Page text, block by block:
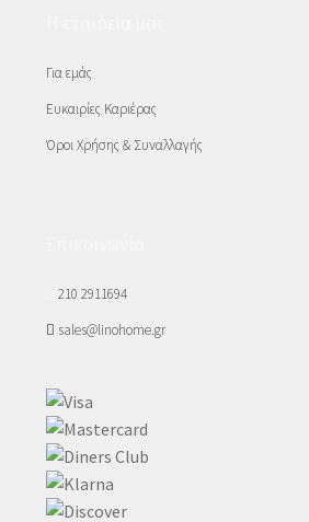
Για εμάς
Ευκαιρίες Καριέρας
Όροι Χρήσης & Συναλλαγής
210 2911694
sales@linohome.gr